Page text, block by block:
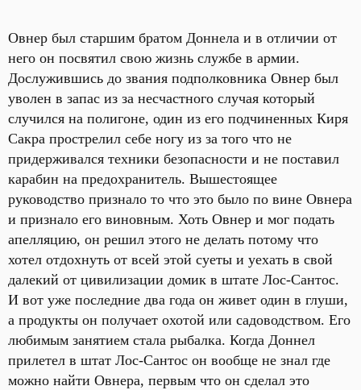
Овнер был старшим братом Доннела и в отличии от
него он посвятил свою жизнь службе в армии.
Дослужившись до звания подполковника Овнер был
уволен в запас из за несчастного случая который
случился на полигоне, один из его подчиненных Киря
Сакра прострелил себе ногу из за того что не
придерживался техники безопасности и не поставил
карабин на предохранитель. Вышестоящее
руководство признало то что это было по вине Овнера
и признало его виновным. Хоть Овнер и мог подать
апелляцию, он решил этого не делать потому что
хотел отдохнуть от всей этой суеты и уехать в свой
далекий от цивилизации домик в штате Лос-Сантос.
И вот уже последние два года он живет один в глуши,
а продукты он получает охотой или садоводством. Его
любимым занятием стала рыбалка. Когда Доннел
прилетел в штат Лос-Сантос он вообще не знал где
можно найти Овнера, первым что он сделал это